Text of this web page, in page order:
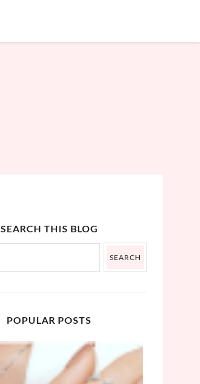
˟
SEARCH THIS BLOG
POPULAR POSTS